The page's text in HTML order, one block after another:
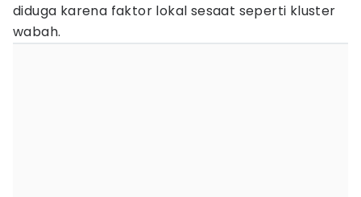
diduga karena faktor lokal sesaat seperti kluster
wabah.